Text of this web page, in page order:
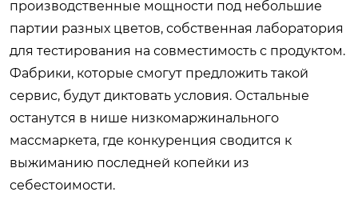
производственные мощности под небольшие
партии разных цветов, собственная лаборатория
для тестирования на совместимость с продуктом.
Фабрики, которые смогут предложить такой
сервис, будут диктовать условия. Остальные
останутся в нише низкомаржинального
массмаркета, где конкуренция сводится к
выжиманию последней копейки из
себестоимости.